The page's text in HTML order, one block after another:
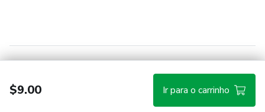
$9.00 Ir para o carrinho
Hotmart — 2011-2026 © Todos os direitos reservados.